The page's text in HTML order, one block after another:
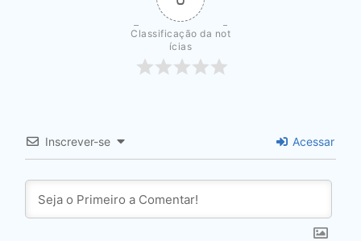
Classificação da not
ícias
Inscrever-se Acessar